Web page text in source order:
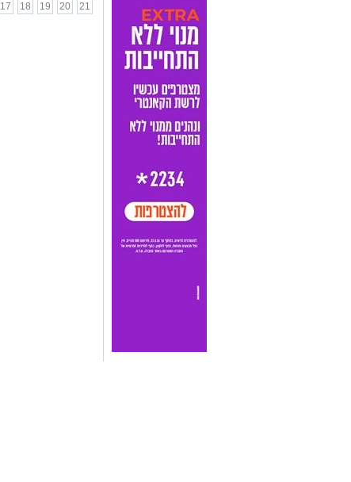
17 18 19 20
21